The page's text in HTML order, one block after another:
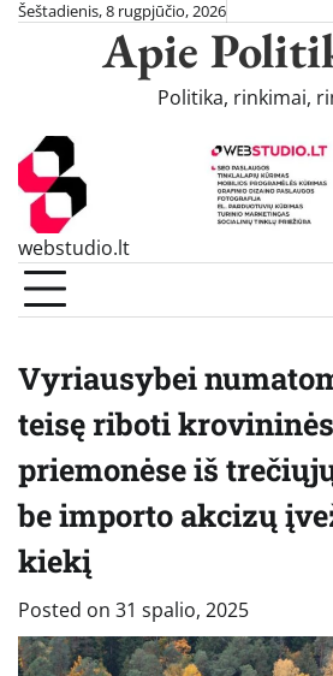
SkipŠeštadienis, 8 rugpjūčio, 2026
Apie
Politika, rinkimai,
webstudio.lt
Vyriausybei
teisę riboti
priemonėse iš
be importo akcizų
kiekį
Posted on 31 spalio, 2025